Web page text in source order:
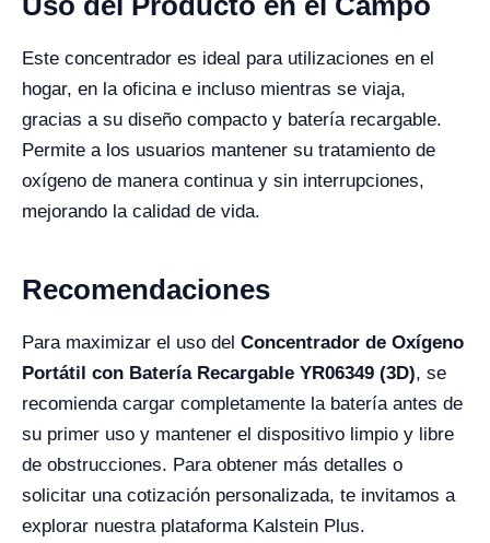
Este concentrador es ideal para utilizaciones en el
hogar, en la oficina e incluso mientras se viaja,
gracias a su diseño compacto y batería recargable.
Permite a los usuarios mantener su tratamiento de
oxígeno de manera continua y sin interrupciones,
mejorando la calidad de vida.
Recomendaciones
Para maximizar el uso del Concentrador de Oxígeno
Portátil con Batería Recargable YR06349 (3D), se
recomienda cargar completamente la batería antes de
su primer uso y mantener el dispositivo limpio y libre
de obstrucciones. Para obtener más detalles o
solicitar una cotización personalizada, te invitamos a
explorar nuestra plataforma Kalstein Plus.